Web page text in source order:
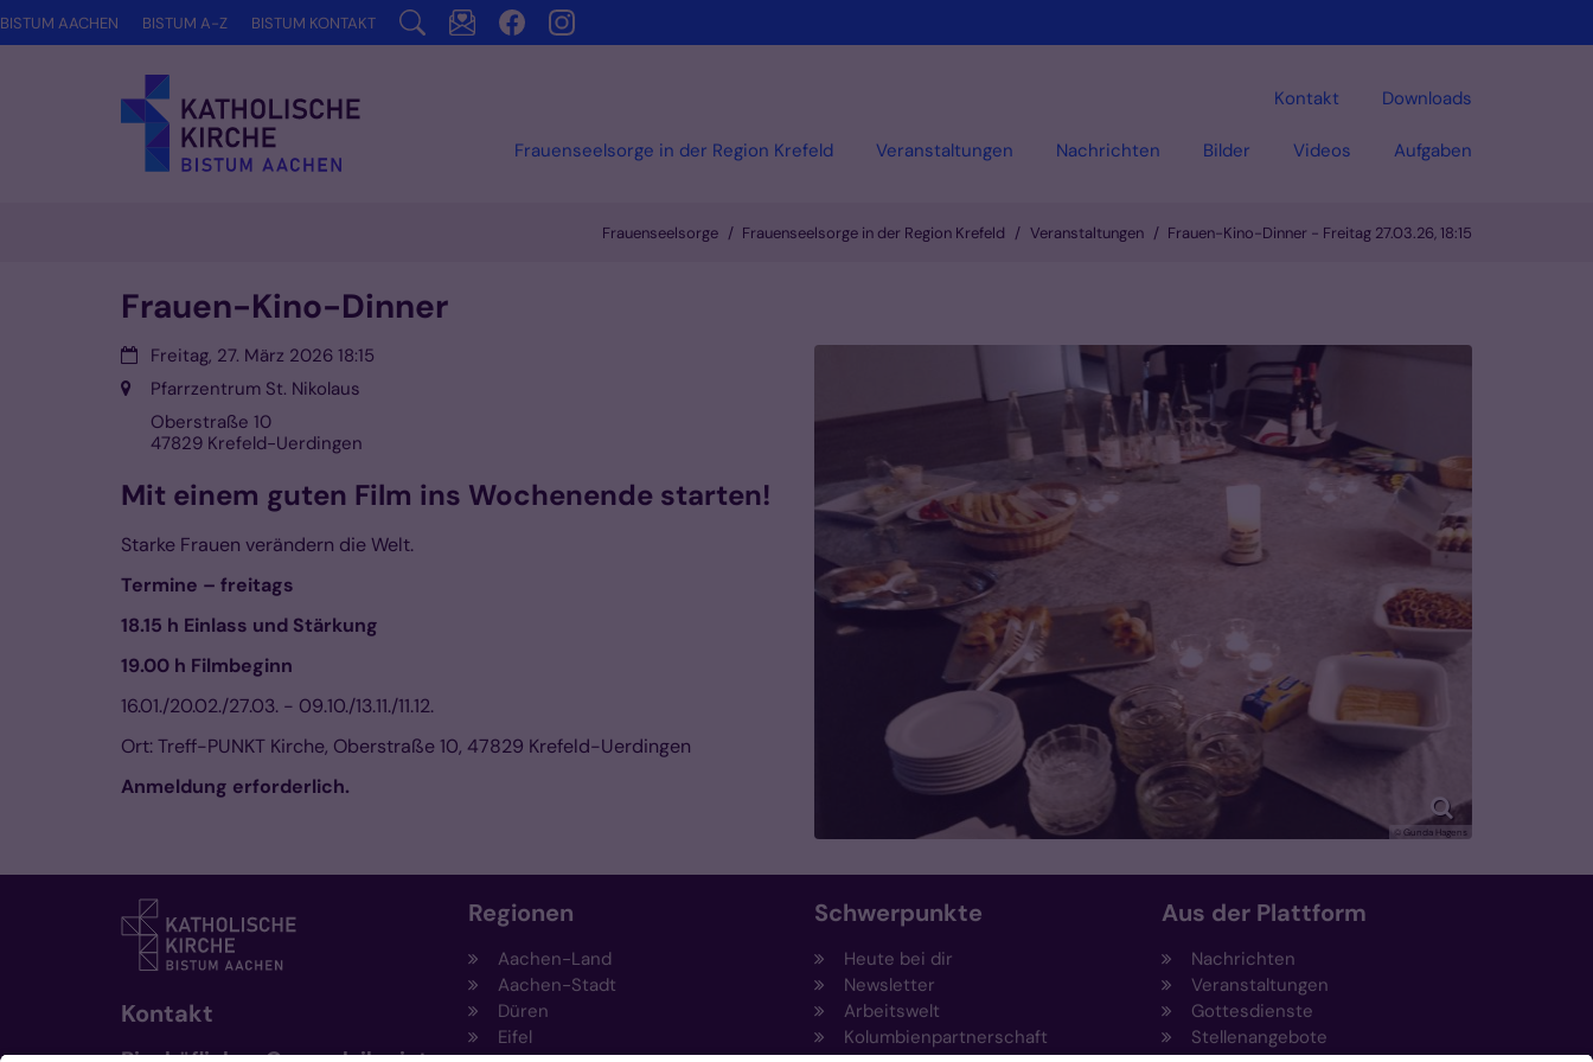
Zum Inhalt springen
Frauenseelsorge in der Region Krefeld Veranstaltungen Nachrichten Bilder Videos Aufgaben
Kontakt Downloads
BISTUM AACHEN BISTUM A-Z BISTUM KONTAKT
Frauenseelsorge Frauenseelsorge in der Region Krefeld Veranstaltungen Frauen-Kino-Dinner - Freitag 27.03.26, 18:15
Frauen-Kino-Dinner
© Gunda Hagens
Datum:Freitag, 27. März 2026 18:15
Ort: Pfarrzentrum St. Nikolaus
Oberstraße 10
47829 Krefeld-Uerdingen
Mit einem guten Film ins Wochenende starten!
Starke Frauen verändern die Welt.
Termine – freitags
18.15 h Einlass und Stärkung
19.00 h Filmbeginn
16.01./20.02./27.03. - 09.10./13.11./11.12.
Ort: Treff-PUNKT Kirche, Oberstraße 10, 47829 Krefeld-Uerdingen
Anmeldung erforderlich.
Kontakt
Regionen
Aachen-Land
Aachen-Stadt
Düren
Eifel
Schwerpunkte
Heute bei dir
Newsletter
Arbeitswelt
Kolumbienpartnerschaft
Aus der Plattform
Nachrichten
Veranstaltungen
Gottesdienste
Stellenangebote